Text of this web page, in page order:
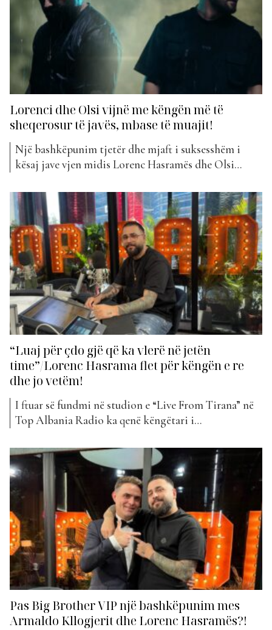
Lorenci dhe Olsi vijnë me këngën më të
sheqerosur të javës, mbase të muajit!
Një bashkëpunim tjetër dhe mjaft i suksesshëm i
kësaj jave vjen midis Lorenc Hasramës dhe Olsi
rekorde pëlqyeshmërie tek fansat, të cilët e votuan
për të hyrë në “The Top List”. Një projekt i cili u bë
viral në rrjetet sociale...
“Luaj për çdo gjë që ka vlerë në jetën
time”/Lorenc Hasrama flet për këngën e re
dhe jo vetëm!
I ftuar së fundmi në studion e “Live From Tirana” në
Top Albania Radio ka qenë këngëtari i
për projektin e tij më të fundit, por edhe disa detaje
nga jeta personale… Si erdhi ky bashkëpunim?
Klajverti është shumë i talentuar, gjithashtu...
Pas Big Brother VIP një bashkëpunim mes
Armaldo Kllogjerit dhe Lorenc Hasramës?!